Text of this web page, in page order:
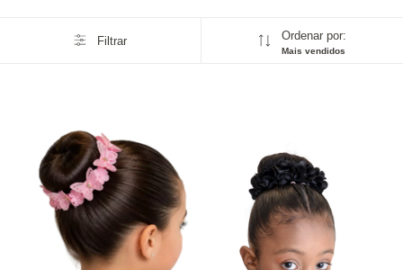
Filtrar Ordenar por:
Mais vendidos